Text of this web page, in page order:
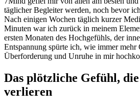
täglicher Begleiter werden, noch bevor
Nach einigen Wochen täglich kurzer
Minuten war ich zurück in meinem
ersten Monaten des Hochgefühls, der
Entspannung spürte ich, wie immer mehr
Überforderung und Unruhe in mir
Das plötzliche Gefühl,
verlieren